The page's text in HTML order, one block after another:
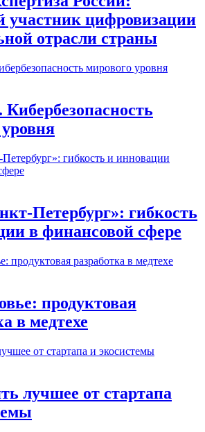
участник цифровизации
отрасли страны
Кибербезопасность
Петербург»: гибкость
в финансовой сфере
продуктовая
в медтехе
лучшее от стартапа